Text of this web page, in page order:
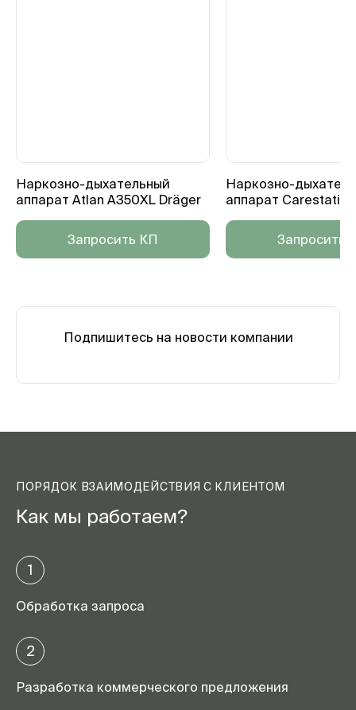
Наркозно-дыхательный
аппарат Atlan A350XL Dräger
Запросить КП
Наркозно-
аппарат
Запросить
Подпишитесь на новости компании
ПОРЯДОК ВЗАИМОДЕЙСТВИЯ С КЛИЕНТОМ
Как мы работаем?
1
Обработка запроса
2
Разработка коммерческого предложения